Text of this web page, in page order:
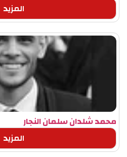
المزيد
محمد شلدان سلمان النجار
المزيد